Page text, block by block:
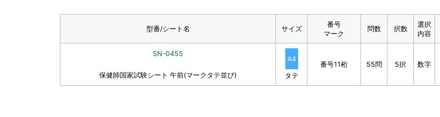
型番/シート名 サイズ
番号
マーク
問数 択数
選択
内容
SN-0455
保健師国家試験シート 午前(マークタテ並び)
A4
タテ
番号11桁 55問 5択 数字